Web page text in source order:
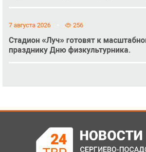
7 августа 2026 256
Стадион «Луч» готовят к
празднику Дню физкультурника.